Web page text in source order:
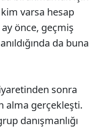
varsa hesap
önce, geçmiş
da buna
sonra
alma gerçekleşti.
danışmanlığı